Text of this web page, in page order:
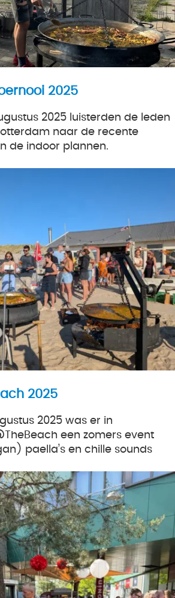
2025
2025 luisterden de leden
naar de recente
de indoor plannen.
2025
2025 was er in
een zomers event
paella’s en chille sounds